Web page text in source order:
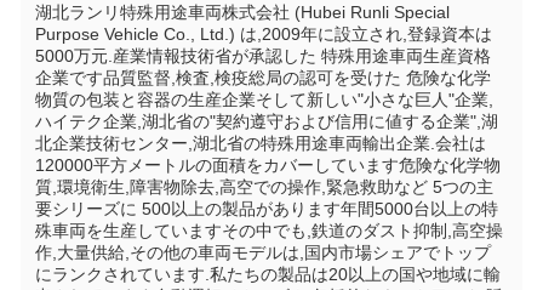
湖北ランリ特殊用途車両株式会社 (Hubei Runli Special
Purpose Vehicle Co., Ltd.) は,2009年に設立され,登録資本は
5000万元.産業情報技術省が承認した 特殊用途車両生産資格
企業です品質監督,検査,検疫総局の認可を受けた 危険な化学
物質の包装と容器の生産企業そして新しい"小さな巨人"企業,
ハイテク企業,湖北省の"契約遵守および信用に値する企業",湖
北企業技術センター,湖北省の特殊用途車両輸出企業.会社は
120000平方メートルの面積をカバーしています危険な化学物
質,環境衛生,障害物除去,高空での操作,緊急救助など 5つの主
要シリーズに 500以上の製品があります年間5000台以上の特
殊車両を生産していますその中でも,鉄道のダスト抑制,高空操
作,大量供給,その他の車両モデルは,国内市場シェアでトップ
にランクされています.私たちの製品は20以上の国や地域に輸